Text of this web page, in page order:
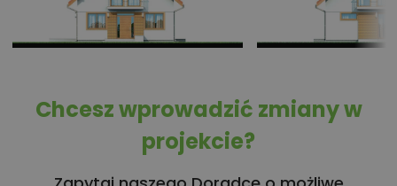
Chcesz wprowadzić zmiany w
projekcie?